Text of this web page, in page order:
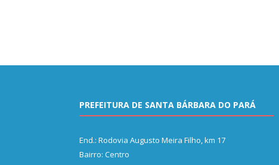
PREFEITURA DE SANTA BÁRBARA DO PARÁ
End.: Rodovia Augusto Meira Filho, km 17
Bairro: Centro